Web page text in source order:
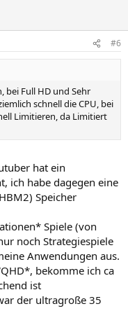
t
v
S
t
i
m
m
e
#6
bei Full HD und Sehr
schnell die CPU, bei
Limitieren, da Limitiert
hat ein
ich habe dagegen eine
Speicher
Spiele (von
noch Strategiespiele
Anwendungen aus.
bekomme ich ca
ist
der ultragroße 35